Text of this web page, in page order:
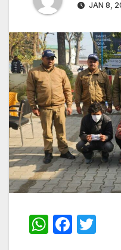
JAN 8,
W F